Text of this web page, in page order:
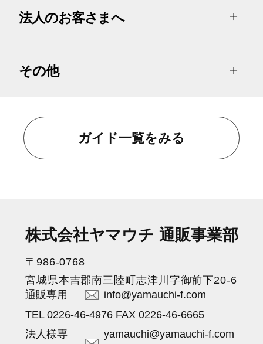
法人のお客さまへ
その他
ガイド一覧をみる
株式会社ヤマウチ 通販事業部
〒986-0768
宮城県本吉郡南三陸町志津川字御前下20-6
通販専用
info@yamauchi-f.com
TEL 0226-46-4976 FAX 0226-46-6665
法人様専
yamauchi@yamauchi-f.com